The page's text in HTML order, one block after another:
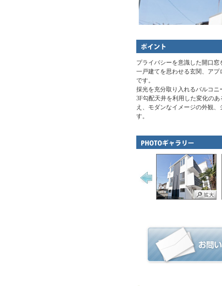
プライバシーを意識した開口窓
一戸建てを思わせる玄関、ア
です。
採光を充分取り入れるバルコ
3F勾配天井を利用した変化の
え、モダンなイメージの外観
す。